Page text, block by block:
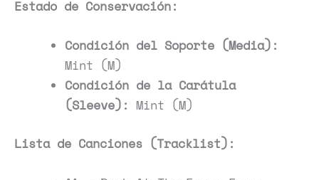
Estado de Conservación:
Condición del Soporte (Media):
Mint (M)
Condición de la Carátula
(Sleeve): Mint (M)
Lista de Canciones (Tracklist):